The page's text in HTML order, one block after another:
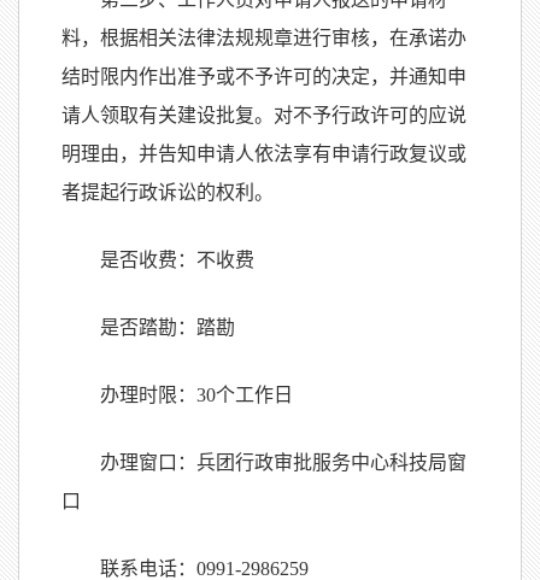
料，根据相关法律法规规章进行审核，在承诺办
结时限内作出准予或不予许可的决定，并通知申
请人领取有关建设批复。对不予行政许可的应说
明理由，并告知申请人依法享有申请行政复议或
者提起行政诉讼的权利。
是否收费：不收费
是否踏勘：踏勘
办理时限： 30个工作日
办理窗口：兵团行政审批服务中心科技局窗
口
联系电话： 0991-2986259